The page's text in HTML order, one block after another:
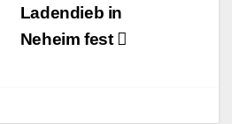
Ladendieb in
Neheim fest